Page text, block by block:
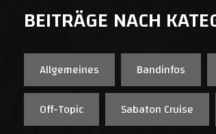
BEITRÄGE NACH
Allgemeines Bandinfos
Off-Topic
Sabaton Cruise